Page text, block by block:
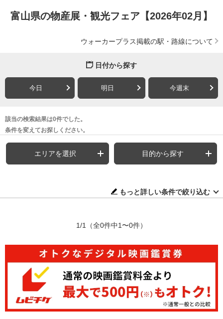
富山県の物産展・観光フェア【2026年02月】
ウォーカープラス掲載の駅・路線について
日付から探す
今日 明日 今週末
該当の検索結果は0件でした。
条件を変えてお探しください。
エリアを選択 目的から探す
もっと詳しい条件で絞り込む
1/1 （全0件中1〜0件）